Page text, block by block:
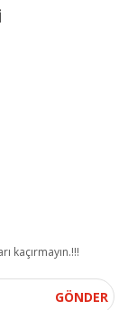
kaçırmayın.!!!
GÖNDER